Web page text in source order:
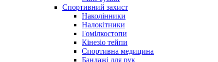
Спортивний захист
Наколінники
Налокітники
Гомілкостопи
Кінезіо тейпи
Спортивна медицина
Бандажі для рук